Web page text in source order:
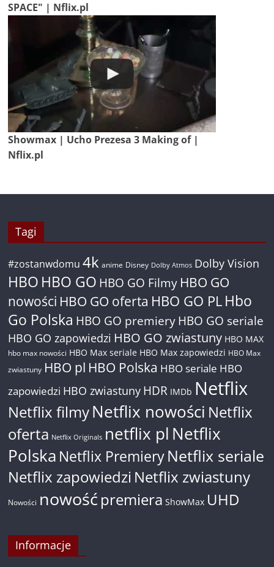
SPACE" | Nflix.pl
Showmax | Ucho Prezesa 3 Making of |
Nflix.pl
Tagi
#zostanwdomu 4k anime Disney Dolby Atmos Dolby Vision
HBO HBO GO HBO GO Filmy HBO GO
nowości HBO GO oferta HBO GO PL Hbo
Go Polska HBO GO premiery HBO GO seriale
HBO GO zapowiedzi HBO GO zwiastuny HBO MAX
hbo max nowości HBO Max seriale HBO Max zapowiedzi HBO Max
zwiastuny HBO pl HBO Polska HBO seriale HBO
zapowiedzi HBO zwiastuny HDR IMDb Netflix
Netflix filmyNetflix nowości Netflix
oferta Netflix Originals netflix pl Netflix
Polska Netflix PremieryNetflix seriale
Netflix zapowiedzi Netflix zwiastuny
Nowości nowość premiera ShowMax UHD
Informacje